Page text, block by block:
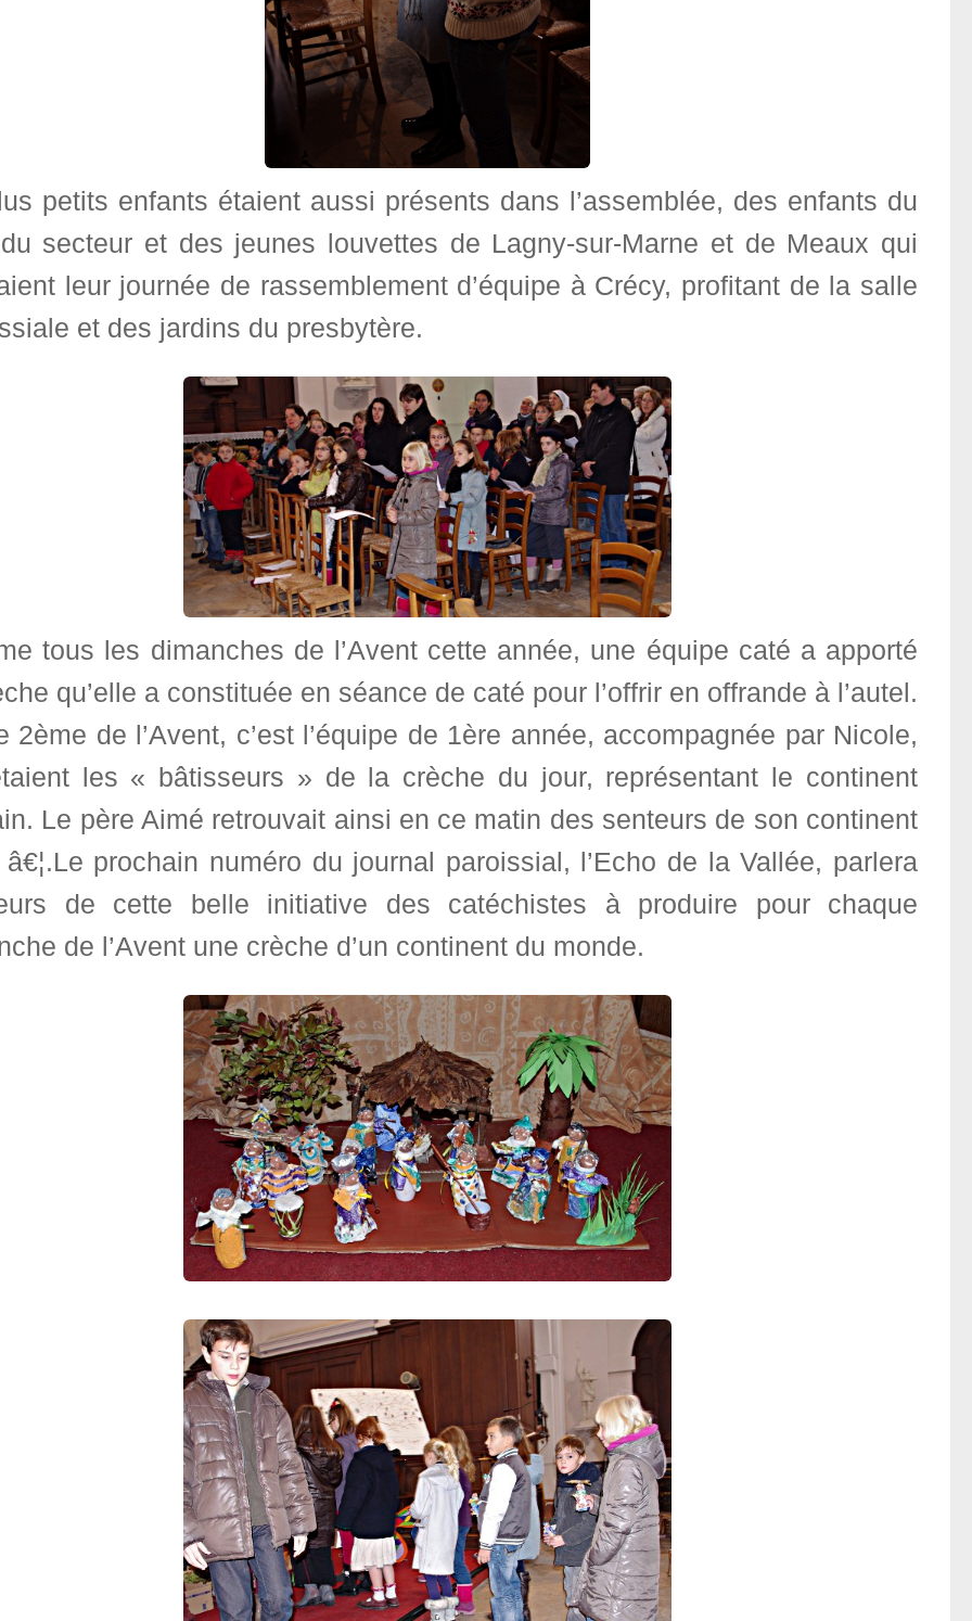
petits enfants étaient aussi présents dans l’assemblée, des enfants du
secteur et des jeunes louvettes de Lagny-sur-Marne et de Meaux qui
leur journée de rassemblement d’équipe à Crécy, profitant de la salle
et des jardins du presbytère.
tous les dimanches de l’Avent cette année, une équipe caté a apporté
qu’elle a constituée en séance de caté pour l’offrir en offrande à l’autel.
2ème de l’Avent, c’est l’équipe de 1ère année, accompagnée par Nicole,
les « bâtisseurs » de la crèche du jour, représentant le continent
Le père Aimé retrouvait ainsi en ce matin des senteurs de son continent
prochain numéro du journal paroissial, l’Echo de la Vallée, parlera
de cette belle initiative des catéchistes à produire pour chaque
de l’Avent une crèche d’un continent du monde.